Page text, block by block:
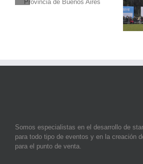
Cartelería Festival de
Somos especialistas en el desarrollo de
para todo tipo de eventos y en la creación
para el punto de venta.